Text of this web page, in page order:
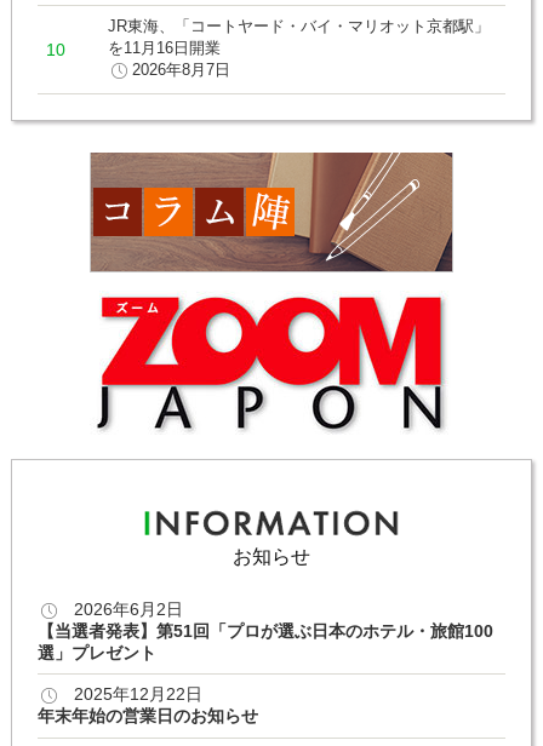
JR東海、「コートヤード・バイ・マリオット京都駅」
を11月16日開業
2026年8月7日
お知らせ
2026年6月2日
【当選者発表】第51回「プロが選ぶ日本のホテル・旅館100
選」プレゼント
2025年12月22日
年末年始の営業日のお知らせ